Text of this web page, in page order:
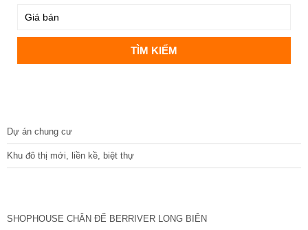
Dự án chung cư
Khu đô thị mới, liền kề, biệt thự
SHOPHOUSE CHÂN ĐẾ BERRIVER LONG BIÊN